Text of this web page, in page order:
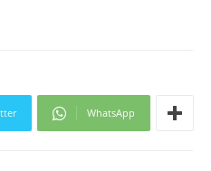
WhatsApp